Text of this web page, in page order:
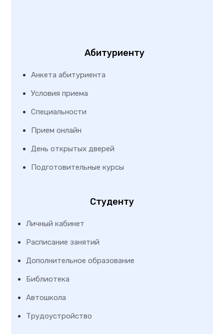
Абитуриенту
Анкета абитуриента
Условия приема
Специальности
Прием онлайн
День открытых дверей
Подготовительные курсы
Студенту
Личный кабинет
Расписание занятий
Дополнительное образование
Библиотека
Автошкола
Трудоустройство